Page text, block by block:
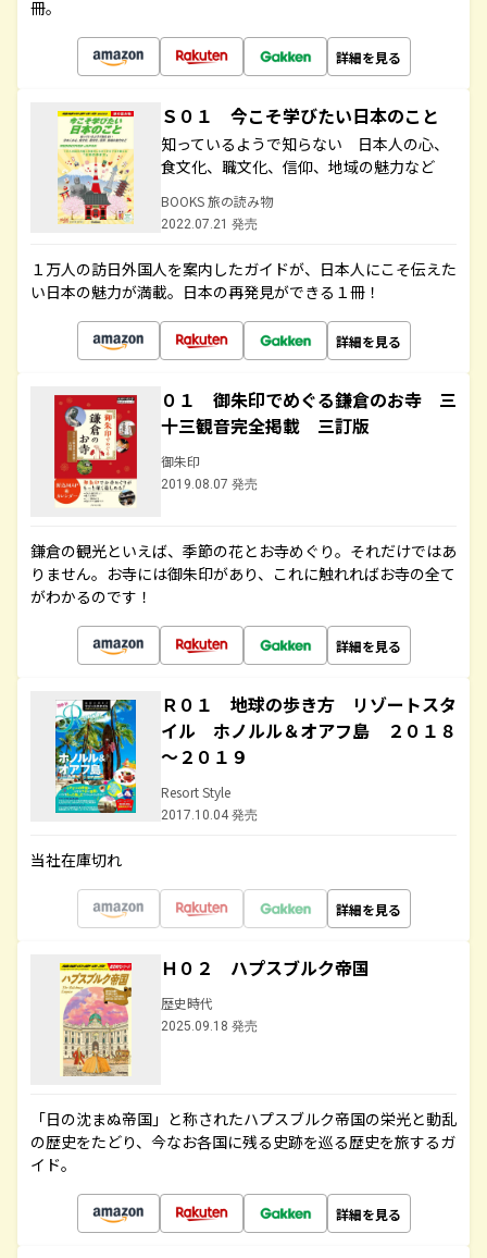
冊。
詳細を見る
Ｓ０１ 今こそ学びたい日本のこと
知っているようで知らない 日本人の心、
食文化、職文化、信仰、地域の魅力など
BOOKS 旅の読み物
2022.07.21 発売
１万人の訪日外国人を案内したガイドが、日本人にこそ伝えた
い日本の魅力が満載。日本の再発見ができる１冊！
詳細を見る
０１ 御朱印でめぐる鎌倉のお寺 三
十三観音完全掲載 三訂版
御朱印
2019.08.07 発売
鎌倉の観光といえば、季節の花とお寺めぐり。それだけではあ
りません。お寺には御朱印があり、これに触れればお寺の全て
がわかるのです！
詳細を見る
Ｒ０１ 地球の歩き方 リゾートスタ
イル ホノルル＆オアフ島 ２０１８
～２０１９
Resort Style
2017.10.04 発売
当社在庫切れ
詳細を見る
Ｈ０２ ハプスブルク帝国
歴史時代
2025.09.18 発売
「日の沈まぬ帝国」と称されたハプスブルク帝国の栄光と動乱
の歴史をたどり、今なお各国に残る史跡を巡る歴史を旅するガ
イド。
詳細を見る